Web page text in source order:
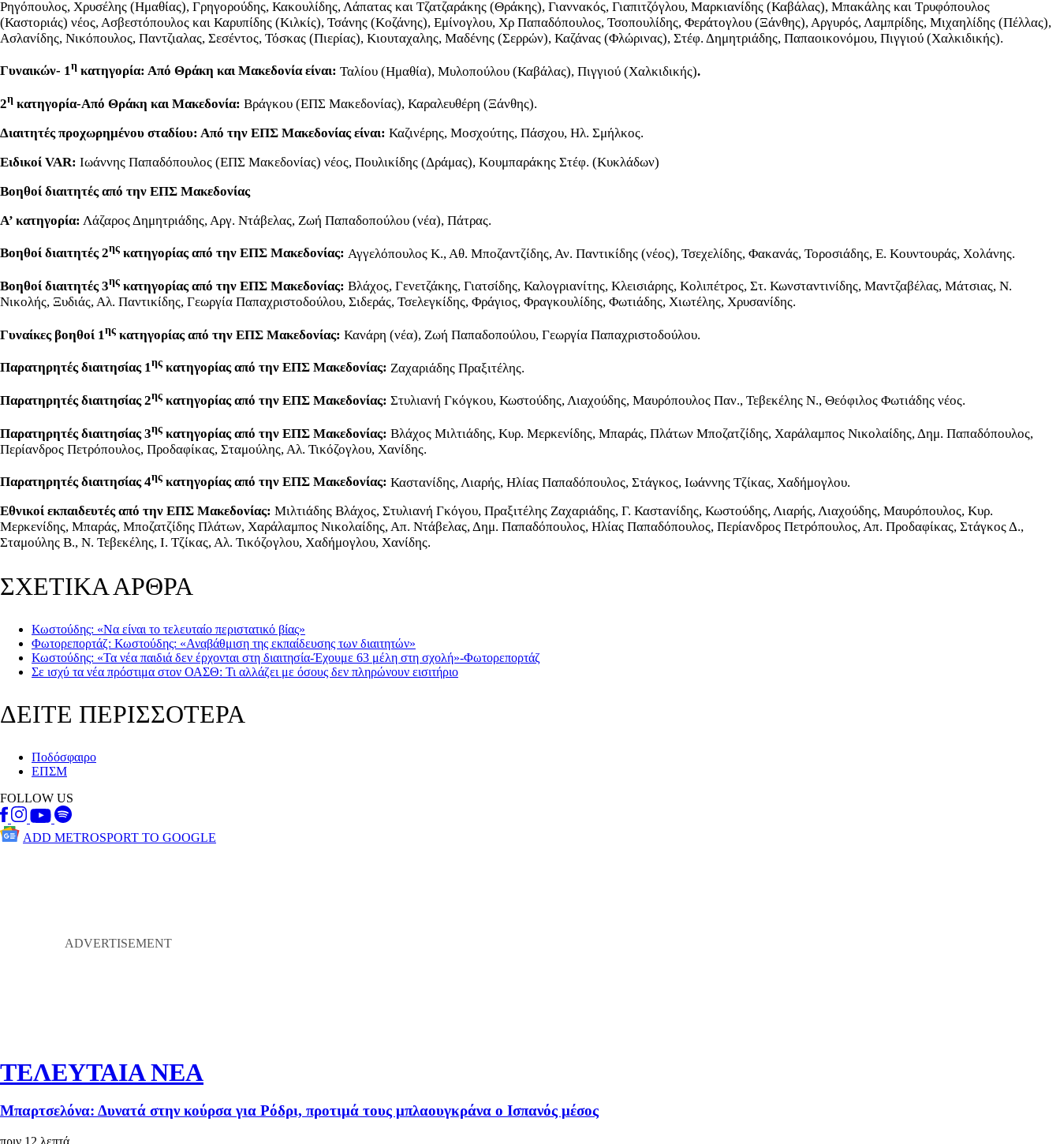
Ρηγόπουλος, Χρυσέλης (Ημαθίας), Γρηγορούδης, Κακουλίδης, Λάπατας και Τζατζαράκης (Θράκης), Γιαννακός, Γιαπιτζόγλου, Μαρκιανίδης (Καβάλας), Μπακάλης και Τρυφόπουλος
(Καστοριάς) νέος, Ασβεστόπουλος και Καρυπίδης (Κιλκίς), Τσάνης (Κοζάνης), Εμίνογλου, Χρ Παπαδόπουλος, Τσοπουλίδης, Φεράτογλου (Ξάνθης), Αργυρός, Λαμπρίδης, Μιχαηλίδης (Πέλλας),
Ασλανίδης, Νικόπουλος, Παντζιαλας, Σεσέντος, Τόσκας (Πιερίας), Κιουταχαλης, Μαδένης (Σερρών), Καζάνας (Φλώρινας), Στέφ. Δημητριάδης, Παπαοικονόμου, Πιγγιού (Χαλκιδικής).
Γυναικών- 1η κατηγορία: Από Θράκη και Μακεδονία είναι: Ταλίου (Ημαθία), Μυλοπούλου (Καβάλας), Πιγγιού (Χαλκιδικής).
2η κατηγορία-Από Θράκη και Μακεδονία: Βράγκου (ΕΠΣ Μακεδονίας), Καραλευθέρη (Ξάνθης).
Διαιτητές προχωρημένου σταδίου: Από την ΕΠΣ Μακεδονίας είναι: Καζινέρης, Μοσχούτης, Πάσχου, Ηλ. Σμήλκος.
Ειδικοί VAR: Ιωάννης Παπαδόπουλος (ΕΠΣ Μακεδονίας) νέος, Πουλικίδης (Δράμας), Κουμπαράκης Στέφ. (Κυκλάδων)
Βοηθοί διαιτητές από την ΕΠΣ Μακεδονίας
Α’ κατηγορία: Λάζαρος Δημητριάδης, Αργ. Ντάβελας, Ζωή Παπαδοπούλου (νέα), Πάτρας.
Βοηθοί διαιτητές 2ης κατηγορίας από την ΕΠΣ Μακεδονίας: Αγγελόπουλος Κ., Αθ. Μποζαντζίδης, Αν. Παντικίδης (νέος), Τσεχελίδης, Φακανάς, Τοροσιάδης, Ε. Κουντουράς, Χολάνης.
Βοηθοί διαιτητές 3ης κατηγορίας από την ΕΠΣ Μακεδονίας: Βλάχος, Γενετζάκης, Γιατσίδης, Καλογριανίτης, Κλεισιάρης, Κολιπέτρος, Στ. Κωνσταντινίδης, Μαντζαβέλας, Μάτσιας, Ν.
Νικολής, Ξυδιάς, Αλ. Παντικίδης, Γεωργία Παπαχριστοδούλου, Σιδεράς, Τσελεγκίδης, Φράγιος, Φραγκουλίδης, Φωτιάδης, Χιωτέλης, Χρυσανίδης.
Γυναίκες βοηθοί 1ης κατηγορίας από την ΕΠΣ Μακεδονίας: Κανάρη (νέα), Ζωή Παπαδοπούλου, Γεωργία Παπαχριστοδούλου.
Παρατηρητές διαιτησίας 1ης κατηγορίας από την ΕΠΣ Μακεδονίας: Ζαχαριάδης Πραξιτέλης.
Παρατηρητές διαιτησίας 2ης κατηγορίας από την ΕΠΣ Μακεδονίας: Στυλιανή Γκόγκου, Κωστούδης, Λιαχούδης, Μαυρόπουλος Παν., Τεβεκέλης Ν., Θεόφιλος Φωτιάδης νέος.
Παρατηρητές διαιτησίας 3ης κατηγορίας από την ΕΠΣ Μακεδονίας: Βλάχος Μιλτιάδης, Κυρ. Μερκενίδης, Μπαράς, Πλάτων Μποζατζίδης, Χαράλαμπος Νικολαίδης, Δημ. Παπαδόπουλος,
Περίανδρος Πετρόπουλος, Προδαφίκας, Σταμούλης, Αλ. Τικόζογλου, Χανίδης.
Παρατηρητές διαιτησίας 4ης κατηγορίας από την ΕΠΣ Μακεδονίας: Καστανίδης, Λιαρής, Ηλίας Παπαδόπουλος, Στάγκος, Ιωάννης Τζίκας, Χαδήμογλου.
Εθνικοί εκπαιδευτές από την ΕΠΣ Μακεδονίας: Μιλτιάδης Βλάχος, Στυλιανή Γκόγου, Πραξιτέλης Ζαχαριάδης, Γ. Καστανίδης, Κωστούδης, Λιαρής, Λιαχούδης, Μαυρόπουλος, Κυρ.
Μερκενίδης, Μπαράς, Μποζατζίδης Πλάτων, Χαράλαμπος Νικολαίδης, Απ. Ντάβελας, Δημ. Παπαδόπουλος, Ηλίας Παπαδόπουλος, Περίανδρος Πετρόπουλος, Απ. Προδαφίκας, Στάγκος Δ.,
Σταμούλης Β., Ν. Τεβεκέλης, Ι. Τζίκας, Αλ. Τικόζογλου, Χαδήμογλου, Χανίδης.
ΣΧΕΤΙΚΑ ΑΡΘΡΑ
Κωστούδης: «Να είναι το τελευταίο περιστατικό βίας»
Φωτορεπορτάζ: Κωστούδης: «Αναβάθμιση της εκπαίδευσης των διαιτητών»
Κωστούδης: «Τα νέα παιδιά δεν έρχονται στη διαιτησία-Έχουμε 63 μέλη στη σχολή»-Φωτορεπορτάζ
Σε ισχύ τα νέα πρόστιμα στον ΟΑΣΘ: Τι αλλάζει με όσους δεν πληρώνουν εισιτήριο
ΔΕΙΤΕ ΠΕΡΙΣΣΟΤΕΡΑ
Ποδόσφαιρο
ΕΠΣΜ
FOLLOW US
ADD METROSPORT TO GOOGLE
ΤΕΛΕΥΤΑΙΑ ΝΕΑ
Μπαρτσελόνα: Δυνατά στην κούρσα για Ρόδρι, προτιμά τους μπλαουγκράνα ο Ισπανός μέσος